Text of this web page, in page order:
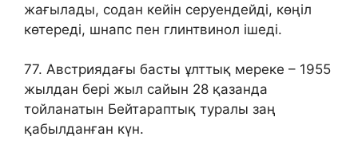
жағылады, содан кейін серуендейді, көңіл
көтереді, шнапс пен глинтвинол ішеді.
77. Австриядағы басты ұлттық мереке – 1955
жылдан бері жыл сайын 28 қазанда
тойланатын Бейтараптық туралы заң
қабылданған күн.